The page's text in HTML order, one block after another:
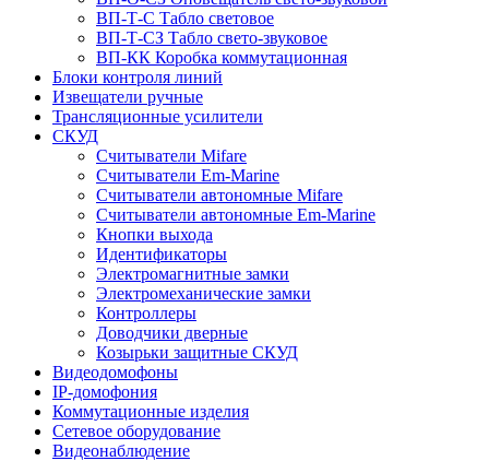
ВП-Т-С Табло световое
ВП-Т-СЗ Табло свето-звуковое
ВП-КК Коробка коммутационная
Блоки контроля линий
Извещатели ручные
Трансляционные усилители
СКУД
Считыватели Mifare
Считыватели Еm-Marine
Считыватели автономные Mifare
Считыватели автономные Em-Marine
Кнопки выхода
Идентификаторы
Электромагнитные замки
Электромеханические замки
Контроллеры
Доводчики дверные
Козырьки защитные СКУД
Видеодомофоны
IP-домофония
Коммутационные изделия
Сетевое оборудование
Видеонаблюдение